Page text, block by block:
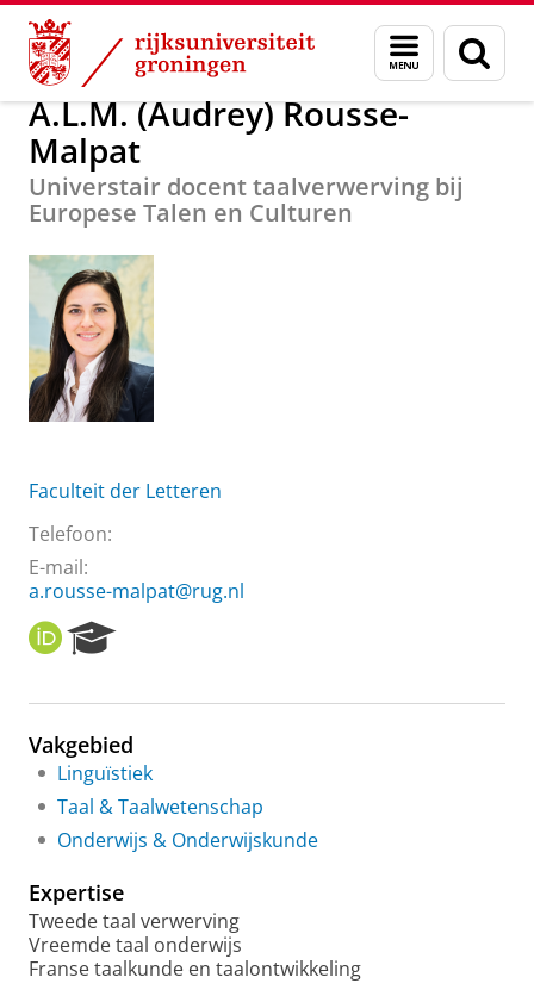
Skip
Content
Skip
Navigation
Menu
en
zoeken
Over ons A.L.M. (Audrey) Rousse-Malpat
A.L.M. (Audrey) Rousse-
Malpat
Universtair docent taalverwerving bij
Europese Talen en Culturen
Faculteit der Letteren
Telefoon:
E-mail:
a.rousse-malpat@rug.nl
O
R
I
e
r
c
h
o
t
a
l
Vakgebied
Linguïstiek
Taal & Taalwetenschap
Onderwijs & Onderwijskunde
Expertise
Tweede taal verwerving
Vreemde taal onderwijs
Franse taalkunde en taalontwikkeling